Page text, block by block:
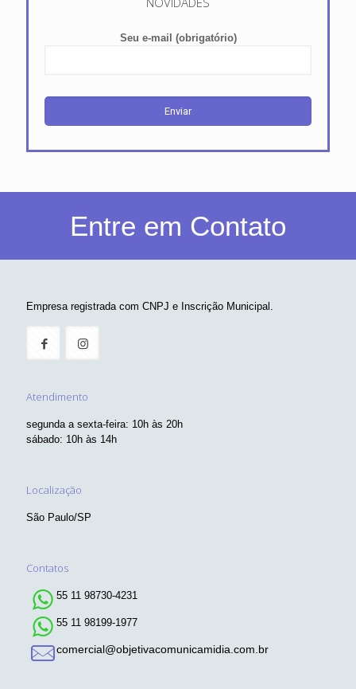
Seu e-mail (obrigatório)
Entre em Contato
Empresa registrada com CNPJ e Inscrição Municipal.
Atendimento
segunda a sexta-feira: 10h às 20h
sábado: 10h às 14h
Localização
São Paulo/SP
Contatos
55 11 98730-4231
55 11 98199-1977
comercial@objetivacomunicamidia.com.br